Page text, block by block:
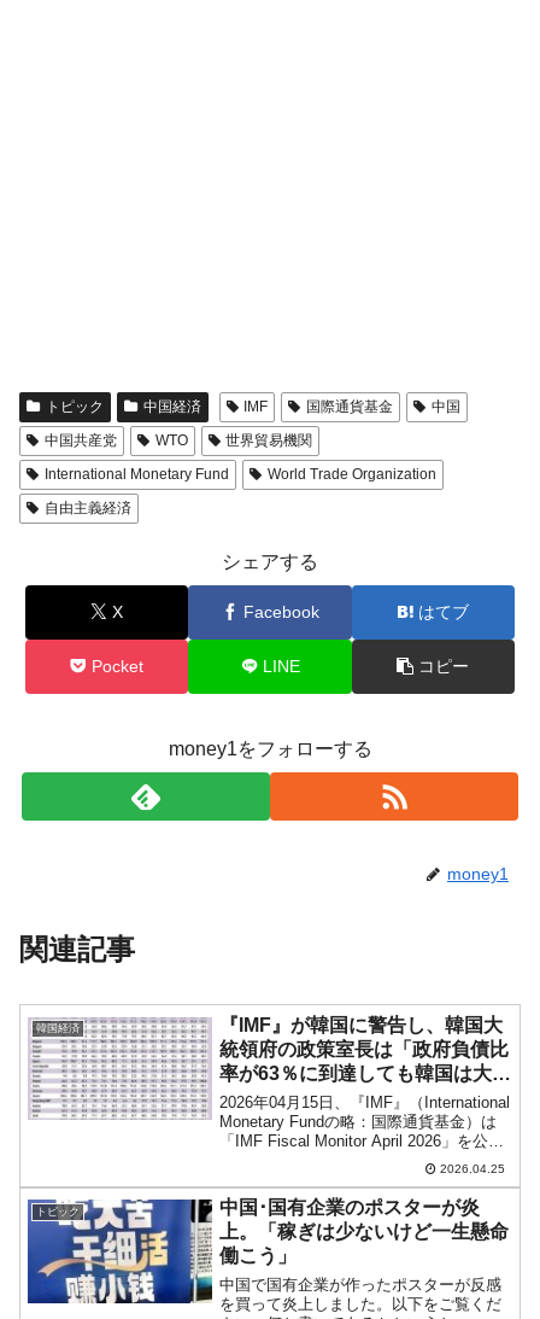
トピック 中国経済 IMF 国際通貨基金
中国
中国共産党
WTO
世界貿易機関
International Monetary Fund
World Trade Organization
自由主義経済
シェアする
X Facebook はてブ
Pocket LINE コピー
money1をフォローする
money1
関連記事
韓国経済
『IMF』が韓国に警告し、韓国大
統領府の政策室長は「政府負債比
率が63％に到達しても韓国は大丈
夫だ」と強弁。
2026年04月15日、『IMF』（International
Monetary Fundの略：国際通貨基金）は
「IMF Fiscal Monitor April 2026」を公表
しました。毎度おなじみの「Fiscal2026.04.25
トピック
中国･国有企業のポスターが炎
上。「稼ぎは少ないけど一生懸命
働こう」
中国で国有企業が作ったポスターが反感
を買って炎上しました。以下をご覧くだ